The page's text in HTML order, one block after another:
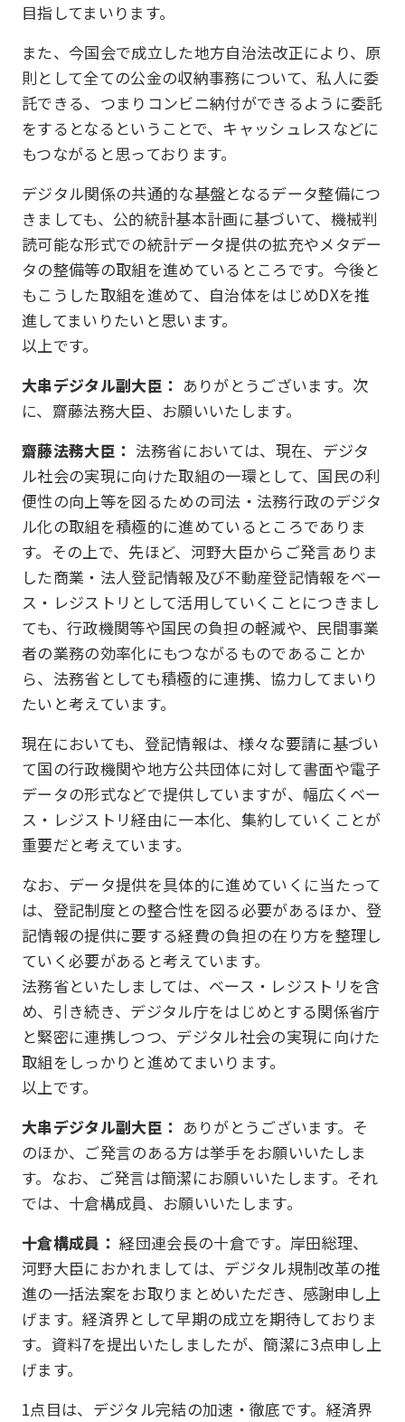
目指してまいります。
また、今国会で成立した地方自治法改正により、原
則として全ての公金の収納事務について、私人に委
託できる、つまりコンビニ納付ができるように委託
をするとなるということで、キャッシュレスなどに
もつながると思っております。
デジタル関係の共通的な基盤となるデータ整備につ
きましても、公的統計基本計画に基づいて、機械判
読可能な形式での統計データ提供の拡充やメタデー
タの整備等の取組を進めているところです。今後と
もこうした取組を進めて、自治体をはじめDXを推
進してまいりたいと思います。
以上です。
大串デジタル副大臣： ありがとうございます。次
に、齋藤法務大臣、お願いいたします。
齋藤法務大臣： 法務省においては、現在、デジタ
ル社会の実現に向けた取組の一環として、国民の利
便性の向上等を図るための司法・法務行政のデジタ
ル化の取組を積極的に進めているところでありま
す。その上で、先ほど、河野大臣からご発言ありま
した商業・法人登記情報及び不動産登記情報をベー
ス・レジストリとして活用していくことにつきまし
ても、行政機関等や国民の負担の軽減や、民間事業
者の業務の効率化にもつながるものであることか
ら、法務省としても積極的に連携、協力してまいり
たいと考えています。
現在においても、登記情報は、様々な要請に基づい
て国の行政機関や地方公共団体に対して書面や電子
データの形式などで提供していますが、幅広くベー
ス・レジストリ経由に一本化、集約していくことが
重要だと考えています。
なお、データ提供を具体的に進めていくに当たって
は、登記制度との整合性を図る必要があるほか、登
記情報の提供に要する経費の負担の在り方を整理し
ていく必要があると考えています。
法務省といたしましては、ベース・レジストリを含
め、引き続き、デジタル庁をはじめとする関係省庁
と緊密に連携しつつ、デジタル社会の実現に向けた
取組をしっかりと進めてまいります。
以上です。
大串デジタル副大臣： ありがとうございます。そ
のほか、ご発言のある方は挙手をお願いいたしま
す。なお、ご発言は簡潔にお願いいたします。それ
では、十倉構成員、お願いいたします。
十倉構成員： 経団連会長の十倉です。岸田総理、
河野大臣におかれましては、デジタル規制改革の推
進の一括法案をお取りまとめいただき、感謝申し上
げます。経済界として早期の成立を期待しておりま
す。資料7を提出いたしましたが、簡潔に3点申し上
げます。
1点目は、デジタル完結の加速・徹底です。経済界